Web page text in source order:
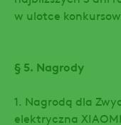
w ulotce
§ 5. Nagrody
1. Nagrodą dla
elektryczna